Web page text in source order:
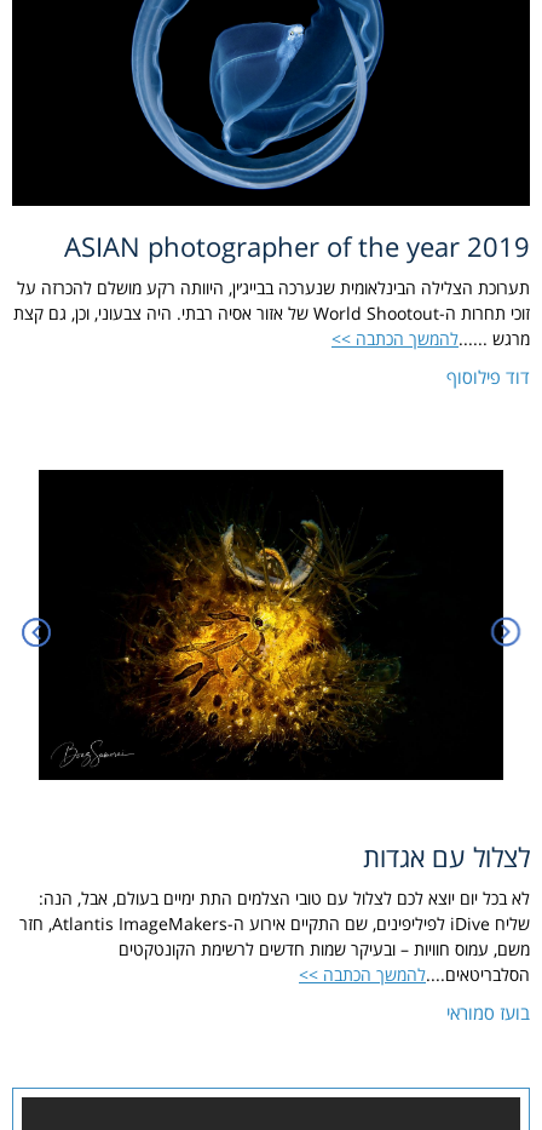
ASIAN photographer of the year 2019
תערוכת הצלילה הבינלאומית שנערכה בבייג׳ין, היוותה רקע מושלם להכרזה על
זוכי תחרות ה-World Shootout של אזור אסיה רבתי. היה צבעוני, וכן, גם קצת
מרגש ......להמשך הכתבה >>
דוד פילוסוף
לצלול עם אגדות
לא בכל יום יוצא לכם לצלול עם טובי הצלמים התת ימיים בעולם, אבל, הנה:
שליח iDive לפיליפינים, שם התקיים אירוע ה-Atlantis ImageMakers, חזר
משם, עמוס חוויות – ובעיקר שמות חדשים לרשימת הקונטקטים
הסלבריטאים....להמשך הכתבה >>
בועז סמוראי